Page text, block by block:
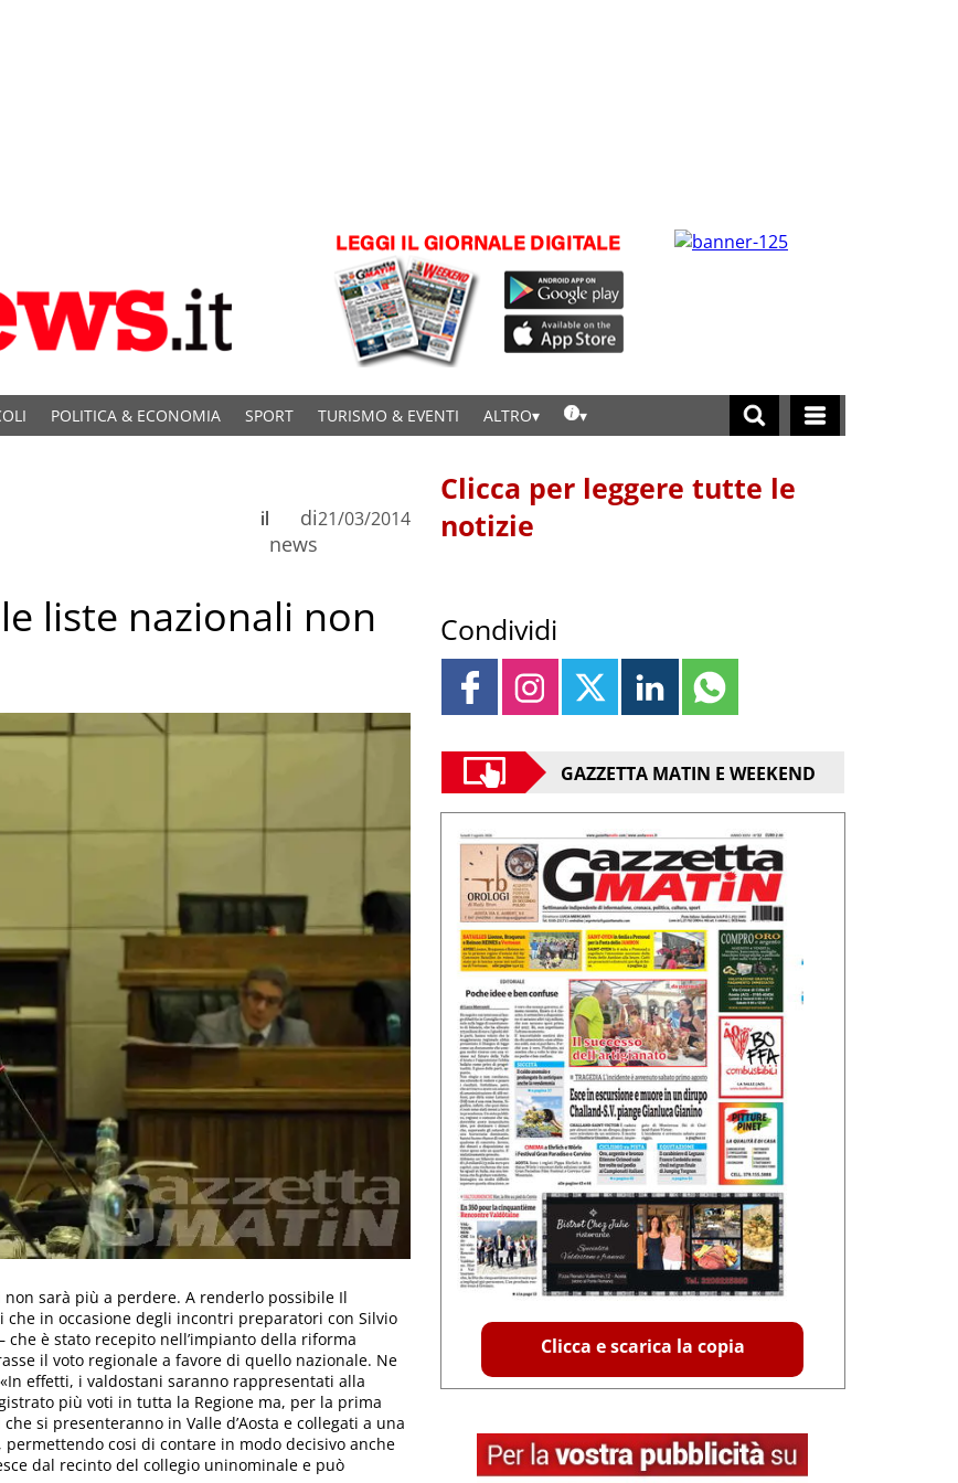
POLITICA & ECONOMIA SPORT TURISMO & EVENTI ALTRO
di
news
il 21/03/2014
liste nazionali non
sarà più a perdere. A renderlo possibile Il
in occasione degli incontri preparatori con Silvio
è stato recepito nell’impianto della riforma
il voto regionale a favore di quello nazionale. Ne
effetti, i valdostani saranno rappresentati alla
più voti in tutta la Regione ma, per la prima
si presenteranno in Valle d’Aosta e collegati a una
cosi di contare in modo decisivo anche
dal recinto del collegio uninominale e può
Clicca per leggere tutte le
notizie
Condividi
GAZZETTA MATIN E WEEKEND
Clicca e scarica la copia